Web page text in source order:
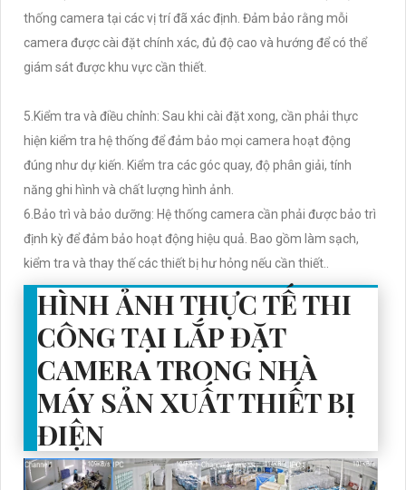
thống camera tại các vị trí đã xác định. Đảm bảo rằng mỗi
camera được cài đặt chính xác, đủ độ cao và hướng để có thể
giám sát được khu vực cần thiết.
5.Kiểm tra và điều chỉnh: Sau khi cài đặt xong, cần phải thực
hiện kiểm tra hệ thống để đảm bảo mọi camera hoạt động
đúng như dự kiến. Kiểm tra các góc quay, độ phân giải, tính
năng ghi hình và chất lượng hình ảnh.
6.Bảo trì và bảo dưỡng: Hệ thống camera cần phải được bảo trì
định kỳ để đảm bảo hoạt động hiệu quả. Bao gồm làm sạch,
kiểm tra và thay thế các thiết bị hư hỏng nếu cần thiết..
HÌNH ẢNH THỰC TẾ THI
CÔNG TẠI LẮP ĐẶT
CAMERA TRONG NHÀ
MÁY SẢN XUẤT THIẾT BỊ
ĐIỆN